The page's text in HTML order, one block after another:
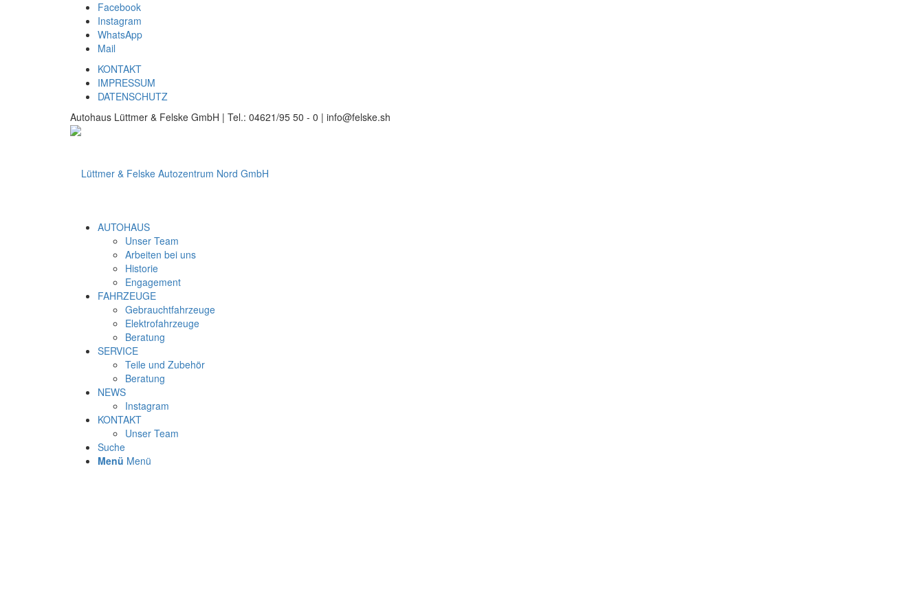
Facebook
Instagram
WhatsApp
Mail
KONTAKT
IMPRESSUM
DATENSCHUTZ
Autohaus Lüttmer & Felske GmbH | Tel.: 04621/95 50 - 0 | info@felske.sh
AUTOHAUS
Unser Team
Arbeiten bei uns
Historie
Engagement
FAHRZEUGE
Gebrauchtfahrzeuge
Elektrofahrzeuge
Beratung
SERVICE
Teile und Zubehör
Beratung
NEWS
Instagram
KONTAKT
Unser Team
Suche
Menü Menü